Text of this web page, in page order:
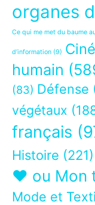
organes
Ce qui me met du baume
d’information (9)
humain
(83) Défense
végétaux
français
Histoire (221)
❤ ou Mon
Mode et